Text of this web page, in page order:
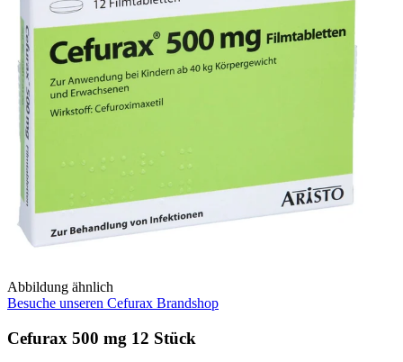
Abbildung ähnlich
Besuche unseren Cefurax Brandshop
Cefurax 500 mg 12 Stück